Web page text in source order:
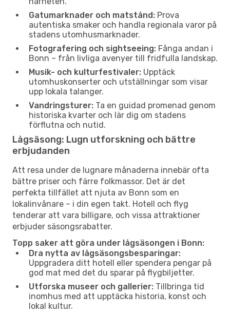
Gatumarknader och matstånd: Prova
autentiska smaker och handla regionala varor på
stadens utomhusmarknader.
Fotografering och sightseeing: Fånga andan i
Bonn – från livliga avenyer till fridfulla landskap.
Musik- och kulturfestivaler: Upptäck
utomhuskonserter och utställningar som visar
upp lokala talanger.
Vandringsturer: Ta en guidad promenad genom
historiska kvarter och lär dig om stadens
förflutna och nutid.
Lågsäsong: Lugn utforskning och bättre
erbjudanden
Att resa under de lugnare månaderna innebär ofta
bättre priser och färre folkmassor. Det är det
perfekta tillfället att njuta av Bonn som en
lokalinvånare – i din egen takt. Hotell och flyg
tenderar att vara billigare, och vissa attraktioner
erbjuder säsongsrabatter.
Topp saker att göra under lågsäsongen i Bonn:
Dra nytta av lågsäsongsbesparingar:
Uppgradera ditt hotell eller spendera pengar på
god mat med det du sparar på flygbiljetter.
Utforska museer och gallerier: Tillbringa tid
inomhus med att upptäcka historia, konst och
lokal kultur.